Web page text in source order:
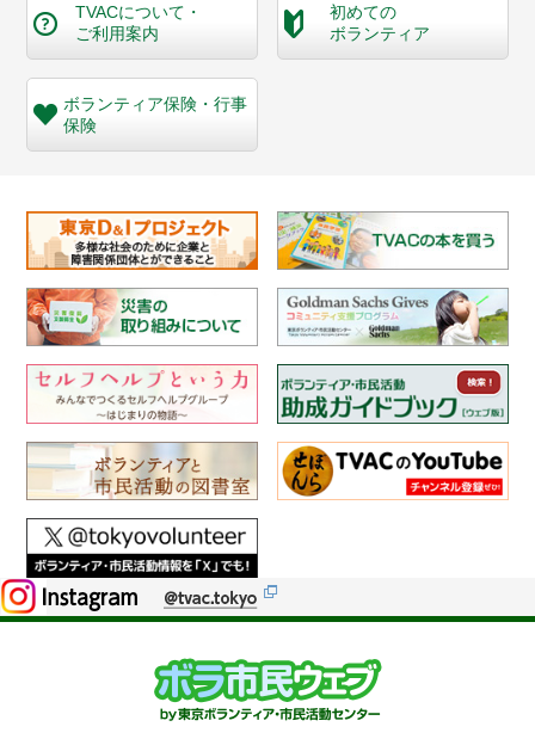
TVACについて・
ご利用案内
初めての
ボランティア
ボランティア保険・行事
保険